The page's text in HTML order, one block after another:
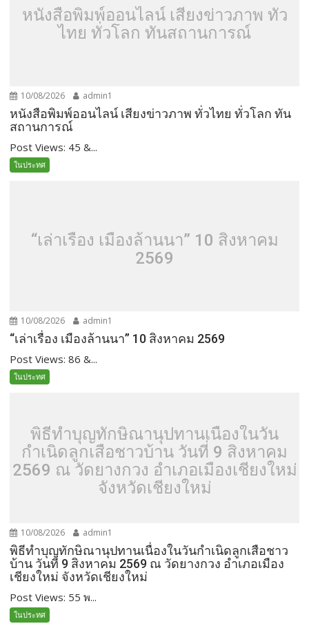
หนังสือพิมพ์ออนไลน์ เสียงข่าวภาพ ทั่ว
ไทย ทั่วโลก ทันสถานการณ์
10/08/2026 admin1
หนังสือพิมพ์ออนไลน์ เสียงข่าวภาพ ทั่วไทย ทั่วโลก ทัน
สถานการณ์
Post Views: 45 &...
ในประทศ
“เล่าเรื่อง เมืองล้านนา” 10 สิงหาคม
2569
10/08/2026 admin1
“เล่าเรื่อง เมืองล้านนา” 10 สิงหาคม 2569
Post Views: 86 &...
ในประทศ
พิธีทำบุญทักษิณานุปทานเนื่องในวัน
กำเนิดลูกเสือชาวบ้าน วันที่ 9 สิงหาคม
2569 ณ วัดยางกวง อำเภอเมืองเชียงใหม่
จังหวัดเชียงใหม่
10/08/2026 admin1
พิธีทำบุญทักษิณานุปทานเนื่องในวันกำเนิดลูกเสือชาว
บ้าน วันที่ 9 สิงหาคม 2569 ณ วัดยางกวง อำเภอเมือง
เชียงใหม่ จังหวัดเชียงใหม่
Post Views: 55 พ...
ในประทศ